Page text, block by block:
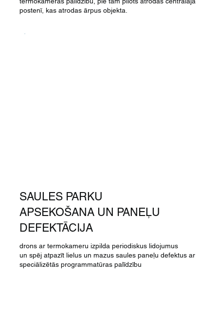
SAULES PARKU
APSEKOŠANA UN PANEĻU
DEFEKTĀCIJA
drons ar termokameru izpilda periodiskus lidojumus
un spēj atpazīt lielus un mazus saules paneļu defektus ar
speciālizētās programmatūras palīdzību
postenī, kas atrodas ārpus objekta.